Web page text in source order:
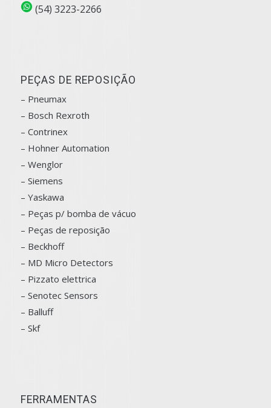
(54) 3223-2266
PEÇAS DE REPOSIÇÃO
– Pneumax
– Bosch Rexroth
– Contrinex
– Hohner Automation
– Wenglor
– Siemens
– Yaskawa
– Peças p/ bomba de vácuo
– Peças de reposição
– Beckhoff
– MD Micro Detectors
– Pizzato elettrica
– Senotec Sensors
– Balluff
– Skf
FERRAMENTAS